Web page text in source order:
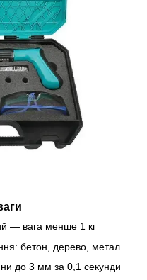
— вага менше 1 кг
бетон, дерево, метал
до 3 мм за 0,1 секунди